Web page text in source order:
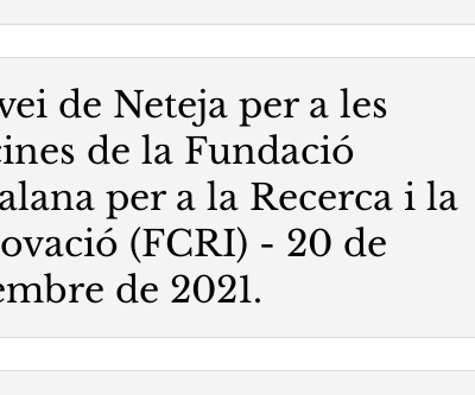
de Neteja per a les
de la Fundació
per a la Recerca i la
(FCRI) - 20 de
de 2021.